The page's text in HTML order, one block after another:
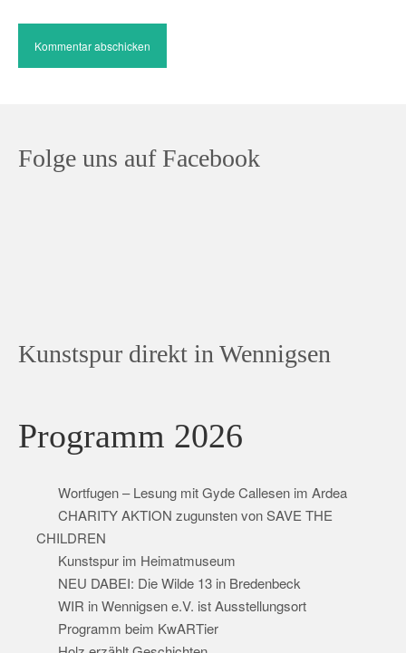
Folge uns auf Facebook
Kunstspur direkt in Wennigsen
Programm 2026
Wortfugen – Lesung mit Gyde Callesen im Ardea
CHARITY AKTION zugunsten von SAVE THE
CHILDREN
Kunstspur im Heimatmuseum
NEU DABEI: Die Wilde 13 in Bredenbeck
WIR in Wennigsen e.V. ist Ausstellungsort
Programm beim KwARTier